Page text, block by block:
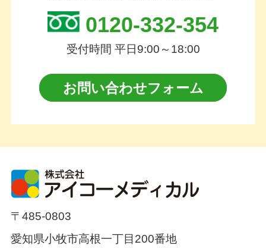
0120-332-354
受付時間 平日9:00～18:00
お問い合わせフォーム
〒485-0803
愛知県小牧市高根一丁目200番地